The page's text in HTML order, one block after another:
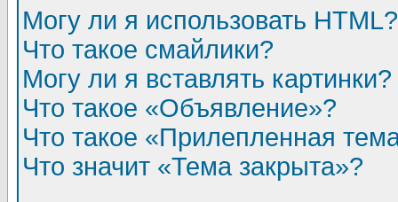
Могу ли я использовать HTML?
Что такое смайлики?
Могу ли я вставлять картинки?
Что такое «Объявление»?
Что такое «Прилепленная
Что значит «Тема закрыта»?